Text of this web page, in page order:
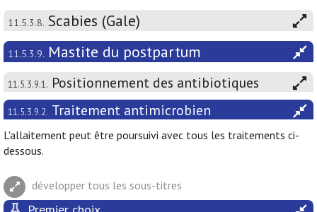
11.5.3.8. Scabies (Gale)
11.5.3.9. Mastite du postpartum
11.5.3.9.1. Positionnement des antibiotiques
11.5.3.9.2. Traitement antimicrobien
L'allaitement peut être poursuivi avec tous les traitements ci-
dessous.
développer tous les sous-titres